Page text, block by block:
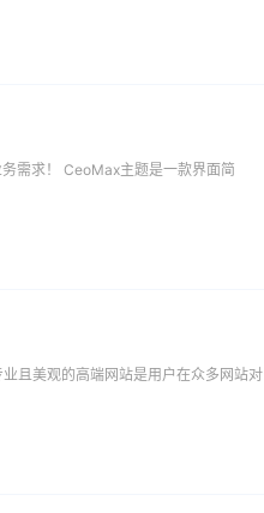
需求！ CeoMax主题是一款界面简
且美观的高端网站是用户在众多网站对